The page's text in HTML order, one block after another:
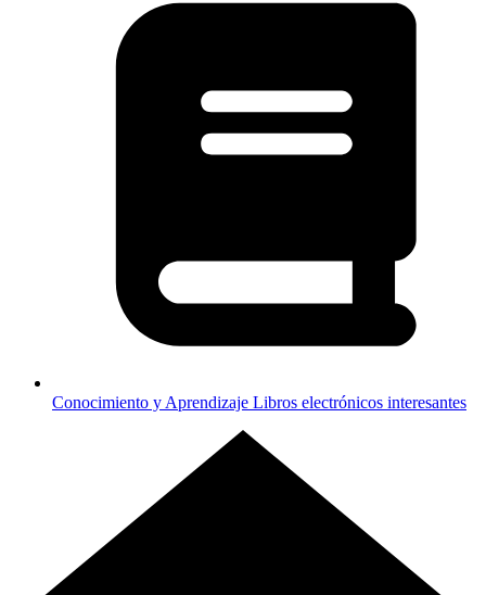
Conocimiento y Aprendizaje Libros electrónicos interesantes